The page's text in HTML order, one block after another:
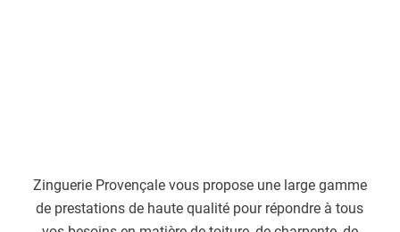
Zinguerie Provençale vous propose une large gamme
de prestations de haute qualité pour répondre à tous